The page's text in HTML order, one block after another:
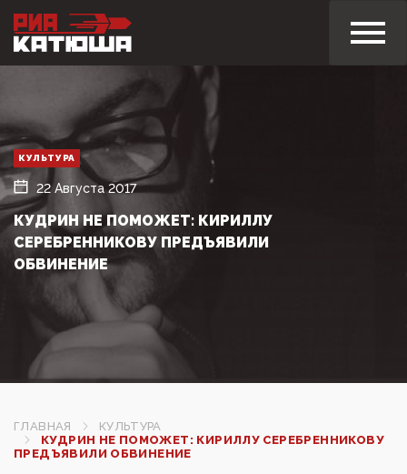
КУЛЬТУРА
22 Августа 2017
КУДРИН НЕ ПОМОЖЕТ: КИРИЛЛУ
СЕРЕБРЕННИКОВУ ПРЕДЪЯВИЛИ
ОБВИНЕНИЕ
ГЛАВНАЯ
КУЛЬТУРА
КУДРИН НЕ ПОМОЖЕТ: КИРИЛЛУ СЕРЕБРЕННИКОВУ
ПРЕДЪЯВИЛИ ОБВИНЕНИЕ